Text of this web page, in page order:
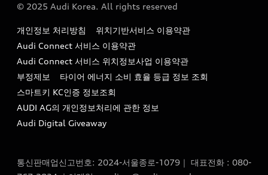
서비스 센터
서비스 프로그램
아우디 e-tron 케어 프로그램
사설수리업체를 위한 권고사항
아우디코리아 소식
아우디코리아 소개
아우디 스토리
아우디 브랜드 히스토리
quattro 시스템
딩)
이메일 : audi_m@audi-ccc.co.kr
© 2025 Audi Korea. All rights reserved
개인정보 처리방침
위치기반서비스 이용약관
Audi Connect 서비스 이용약관
Audi Connect 서비스 위치정보사업 이용약관
부정제보
타이어 에너지 소비 효율 등급 정보 조회
스마트키 KC인증 정보조회
AUDI AG의 개인정보처리에 관한 정보
Audi Digital Giveaway
통신판매업신고번호: 2024-서울종로-1079｜ 대표전화 : 080-